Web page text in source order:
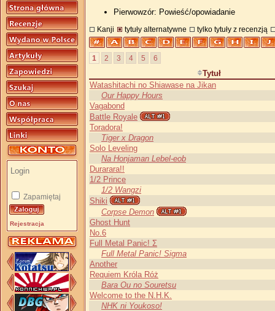
Zapamiętaj
Rejestracja
Pierwowzór: Powieść/opowiadanie
Kanji tytuły alternatywne tylko tytuły z recenzją
1 2 3 4 5 6
Tytuł
Watashitachi no Shiawase na Jikan
Our Happy Hours
Vagabond
Battle Royale
Toradora!
Tiger x Dragon
Solo Leveling
Na Honjaman Lebel-eob
Durarara!!
1/2 Prince
1/2 Wangzi
Shiki
Corpse Demon
Ghost Hunt
No.6
Full Metal Panic! Σ
Full Metal Panic! Sigma
Another
Requiem Króla Róż
Bara Ou no Souretsu
Welcome to the N.H.K.
NHK ni Youkoso!